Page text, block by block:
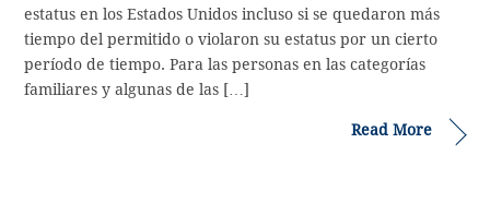
estatus en los Estados Unidos incluso si se quedaron más
tiempo del permitido o violaron su estatus por un cierto
período de tiempo. Para las personas en las categorías
familiares y algunas de las […]
Read More